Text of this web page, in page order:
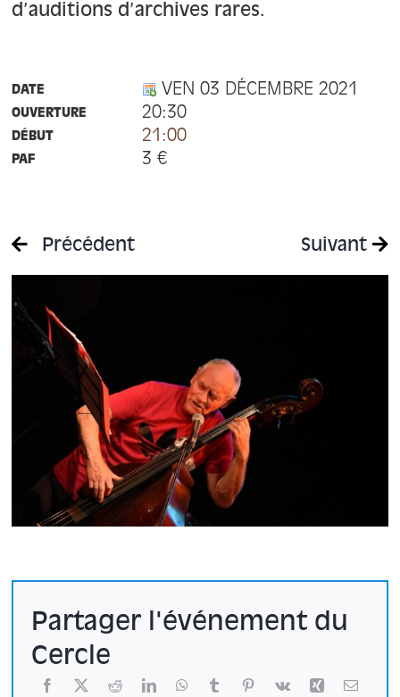
d’auditions d’archives rares.
DATE VEN 03 DÉCEMBRE 2021
OUVERTURE 20:30
DÉBUT 21:00
PAF 3 €
Précédent Suivant
Partager l'événement du
Cercle